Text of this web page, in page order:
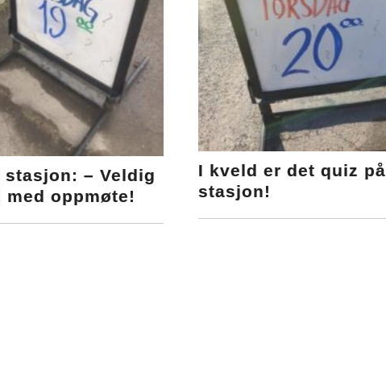
stasjon: – Veldig
med oppmøte!
I kveld er det quiz på
stasjon!